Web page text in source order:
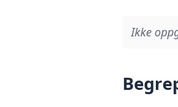
Ikke